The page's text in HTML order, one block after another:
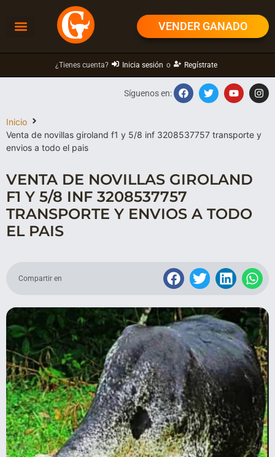
VENDER GANADO
¿Tienes cuenta? Inicia sesión o Regístrate
Inicio
Venta de novillas giroland f1 y 5/8 inf 3208537757 transporte y
envios a todo el pais
Síguenos en:
VENTA DE NOVILLAS GIROLAND
F1 Y 5/8 INF 3208537757
TRANSPORTE Y ENVIOS A TODO
EL PAIS
Compartir en